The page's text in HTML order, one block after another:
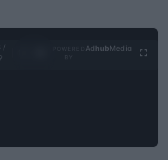
/
Ad hubMedia